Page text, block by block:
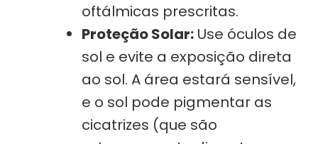
oftálmicas prescritas.
Proteção Solar: Use óculos de
sol e evite a exposição direta
ao sol. A área estará sensível,
e o sol pode pigmentar as
cicatrizes (que são